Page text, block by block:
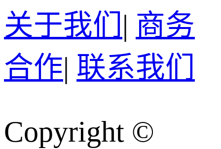
关于我们 | 商务
合作| 联系我们
Copyright ©